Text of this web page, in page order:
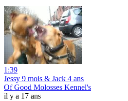
1:39
Jessy 9 mois & Jack 4 ans
Of Good Molosses Kennel's
il y a 17 ans